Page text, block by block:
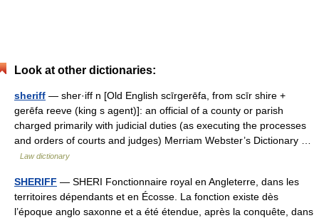
Look at other dictionaries:
sheriff — sher·iff n [Old English scīrgerēfa, from scīr shire +
gerēfa reeve (king s agent)]: an official of a county or parish
charged primarily with judicial duties (as executing the processes
and orders of courts and judges) Merriam Webster’s Dictionary …
Law dictionary
SHERIFF — SHERI Fonctionnaire royal en Angleterre, dans les
territoires dépendants et en Écosse. La fonction existe dès
l’époque anglo saxonne et a été étendue, après la conquête, dans